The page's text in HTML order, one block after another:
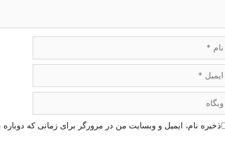
ذخیره نام، ایمیل و وبسایت من در مرورگر برای زمانی که